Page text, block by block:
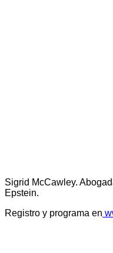
Sigrid McCawley.
Epstein.
Registro y programa en